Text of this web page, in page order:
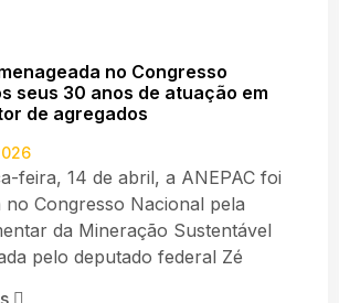
no Congresso
seus 30 anos de atuação em
de agregados
feira, 14 de abril, a ANEPAC foi
no Congresso Nacional pela
da Mineração Sustentável
pelo deputado federal Zé